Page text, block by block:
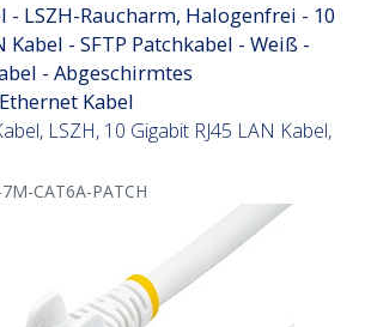
- LSZH-Raucharm, Halogenfrei - 10
Kabel - SFTP Patchkabel - Weiß -
- Abgeschirmtes
Kabel
LSZH, 10 Gigabit RJ45 LAN Kabel,
CAT6A-PATCH